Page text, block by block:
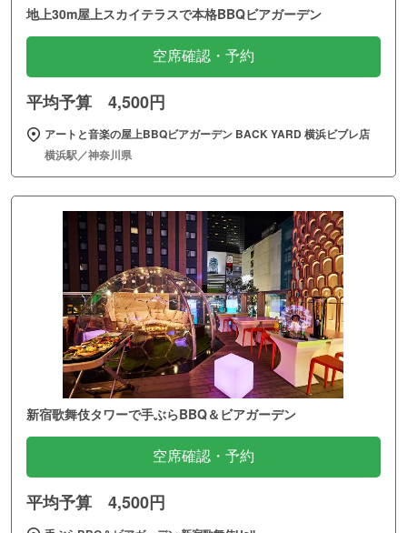
地上30m屋上スカイテラスで本格BBQビアガーデン
空席確認・予約
平均予算 4,500円
アートと音楽の屋上BBQビアガーデン BACK YARD 横浜ビブレ店
横浜駅／神奈川県
新宿歌舞伎タワーで手ぶらBBQ＆ビアガーデン
空席確認・予約
平均予算 4,500円